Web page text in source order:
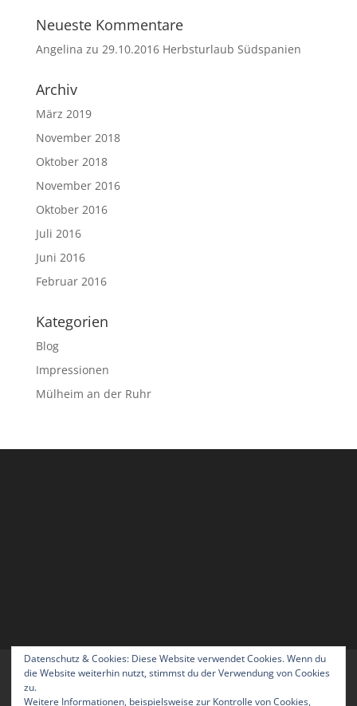
Neueste Kommentare
Angelina zu 29.10.2016 Herbsturlaub Südspanien
Archiv
März 2019
November 2018
Oktober 2018
November 2016
Oktober 2016
Juli 2016
Juni 2016
Februar 2016
Kategorien
Blog
Impressionen
Mülheim an der Ruhr
Home Blog Über uns
Kontakt
Datenschutz & Cookies: Diese Website verwendet Cookies. Wenn du
die Website weiterhin nutzt, stimmst du der Verwendung von Cookies
zu.
Weitere Informationen, beispielsweise zur Kontrolle von Cookies,